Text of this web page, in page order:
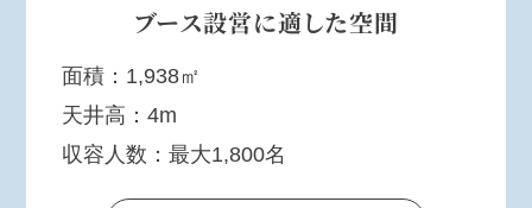
ブース設営に適した空間
面積：1,938㎡
天井高：4m
収容人数：最大1,800名